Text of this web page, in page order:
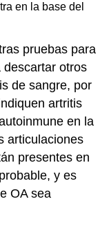
en la base del
pruebas para
descartar otros
de sangre, por
artritis
en la
articulaciones
presentes en
y es
OA sea